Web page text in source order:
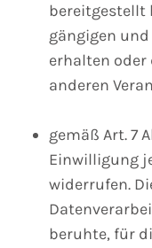
bereitgestellt
gängigen
erhalten
anderen
gemäß Art. 7
Einwilligung
widerrufen.
beruhte, für